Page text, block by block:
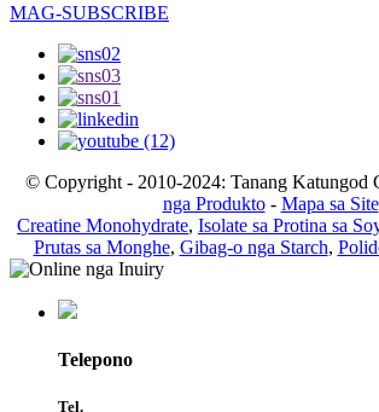
MAG-SUBSCRIBE
© Copyright - 2010-2024: Tanang Katungod
nga Produkto- Mapa sa Site
Creatine Monohydrate, Isolate sa Protina sa
Prutas sa Monghe, Gibag-o nga Starch,
Telepono
Tel.